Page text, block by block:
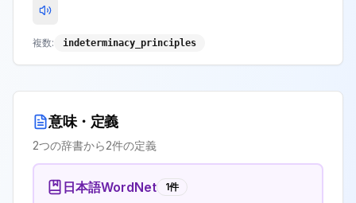
複数: indeterminacy_principles
意味・定義
2つの辞書から2件の定義
日本語WordNet 1件